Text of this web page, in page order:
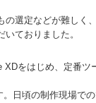
の選定などが難しく
ておりました。
XDをはじめ、定番ツ
日頃の制作現場で